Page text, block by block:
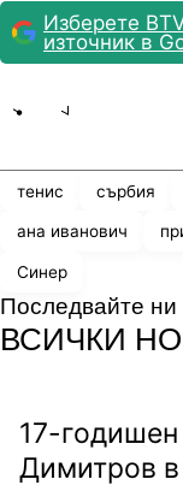
Изберете
източник в
тенис сърбия
ана иванович
Синер
Последвайте ни
ВСИЧКИ
17-
Димитров